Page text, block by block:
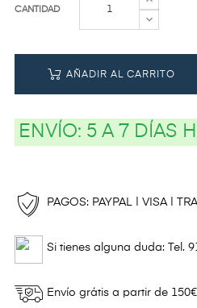
CANTIDAD
AÑADIR AL CARRITO
ENVÍO: 5 A 7 DÍAS
PAGOS: PAYPAL | VISA |
Si tienes alguna duda: Tel.
Envío grátis a partir de 150€